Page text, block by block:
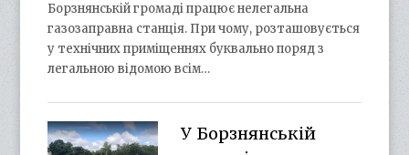
Борзнянській громаді працює нелегальна
газозаправна станція. При чому, розташовується
у технічних приміщеннях буквально поряд з
легальною відомою всім…
У Борзнянській